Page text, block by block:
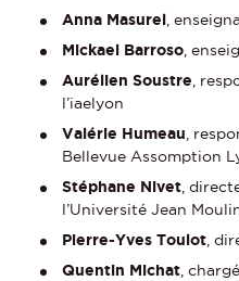
Anna Masurel,
Mickael Barroso,
Aurélien Soustre,
l’iaelyon
Valérie Humeau,
Bellevue Assomption
Stéphane Nivet,
l’Université Jean
Pierre-Yves Toulot,
Quentin Michat,